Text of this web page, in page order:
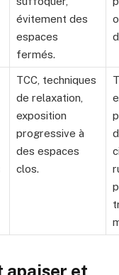
évitement des
espaces
fermés.
TCC, techniques
de relaxation,
exposition
progressive à
des espaces
clos.
apaiser et